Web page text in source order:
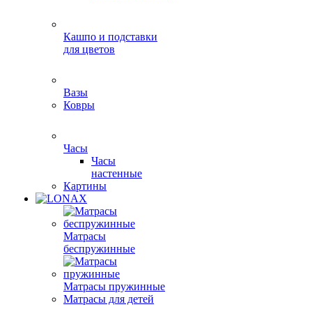
Кашпо и подставки
для цветов
Вазы
Ковры
Часы
Часы
настенные
Картины
Матрасы
беспружинные
Матрасы пружинные
Матрасы для детей